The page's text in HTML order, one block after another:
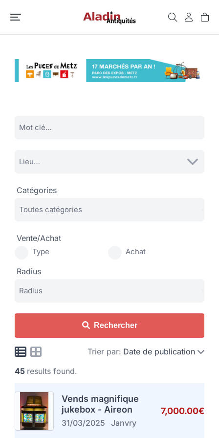
Catégories
Vente/Achat
Type Achat
Radius
Rechercher
Trier par: Date de publication
45 results found.
Vends magnifique
jukebox - Aireon
31/03/2025 Janvry
7,000.00€